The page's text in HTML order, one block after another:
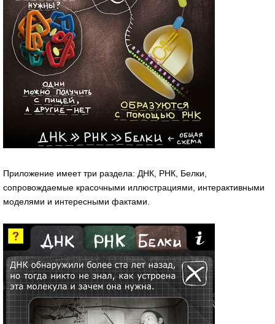
Приложение имеет три раздела: ДНК, РНК, Белки,
сопровождаемые красочными иллюстрациями, интерактивными
моделями и интересными фактами.